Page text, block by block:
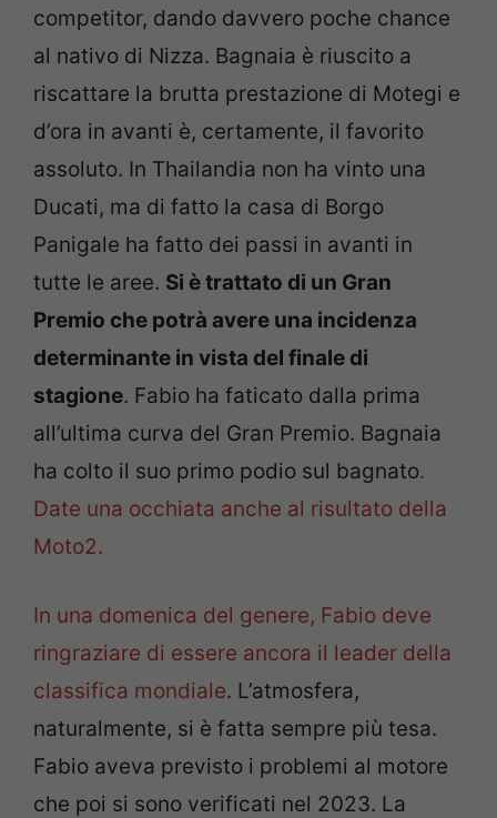
competitor, dando davvero poche chance
al nativo di Nizza. Bagnaia è riuscito a
riscattare la brutta prestazione di Motegi e
d’ora in avanti è, certamente, il favorito
assoluto. In Thailandia non ha vinto una
Ducati, ma di fatto la casa di Borgo
Panigale ha fatto dei passi in avanti in
tutte le aree. Si è trattato di un Gran
Premio che potrà avere una incidenza
determinante in vista del finale di
stagione. Fabio ha faticato dalla prima
all’ultima curva del Gran Premio. Bagnaia
ha colto il suo primo podio sul bagnato.
Date una occhiata anche al risultato della
Moto2.
In una domenica del genere, Fabio deve
ringraziare di essere ancora il leader della
classifica mondiale. L’atmosfera,
naturalmente, si è fatta sempre più tesa.
Fabio aveva previsto i problemi al motore
che poi si sono verificati nel 2023. La